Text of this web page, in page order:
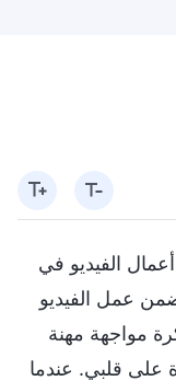
أعمال الفيديو في
عمل الفيديو
مواجهة مهنة
على قلبي. عندما